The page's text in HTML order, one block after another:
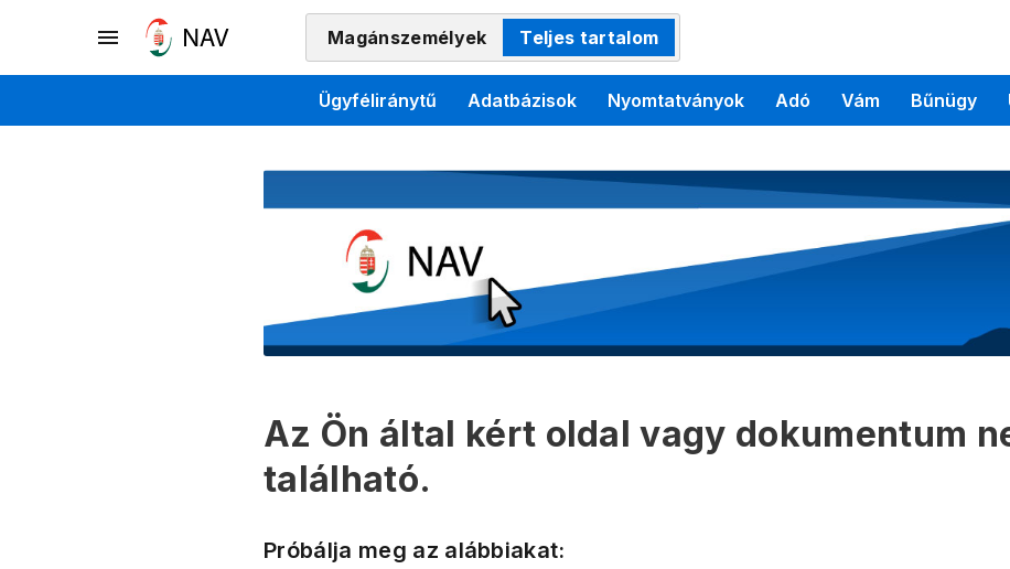
Magánszemélyek Teljes tartalom
Ügyféliránytű Adatbázisok Nyomtatványok Adó Vám Bűnügy
Az Ön által kért oldal vagy dokumentum
található.
Próbálja meg az alábbiakat: